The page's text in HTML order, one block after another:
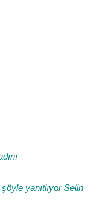
yanıtlıyor Selin